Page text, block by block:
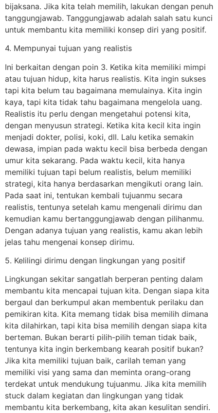
bijaksana. Jika kita telah memilih, lakukan dengan penuh
tanggungjawab. Tanggungjawab adalah salah satu kunci
untuk membantu kita memiliki konsep diri yang positif.
4. Mempunyai tujuan yang realistis
Ini berkaitan dengan poin 3. Ketika kita memiliki mimpi
atau tujuan hidup, kita harus realistis. Kita ingin sukses
tapi kita belum tau bagaimana memulainya. Kita ingin
kaya, tapi kita tidak tahu bagaimana mengelola uang.
Realistis itu perlu dengan mengetahui potensi kita,
dengan menyusun strategi. Ketika kita kecil kita ingin
menjadi dokter, polisi, koki, dll. Lalu ketika semakin
dewasa, impian pada waktu kecil bisa berbeda dengan
umur kita sekarang. Pada waktu kecil, kita hanya
memiliki tujuan tapi belum realistis, belum memiliki
strategi, kita hanya berdasarkan mengikuti orang lain.
Pada saat ini, tentukan kembali tujuanmu secara
realistis, tentunya setelah kamu mengenali dirimu dan
kemudian kamu bertanggungjawab dengan pilihanmu.
Dengan adanya tujuan yang realistis, kamu akan lebih
jelas tahu mengenai konsep dirimu.
5. Kelilingi dirimu dengan lingkungan yang positif
Lingkungan sekitar sangatlah berperan penting dalam
membantu kita mencapai tujuan kita. Dengan siapa kita
bergaul dan berkumpul akan membentuk perilaku dan
pemikiran kita. Kita memang tidak bisa memilih dimana
kita dilahirkan, tapi kita bisa memilih dengan siapa kita
berteman. Bukan berarti pilih-pilih teman tidak baik,
tentunya kita ingin berkembang kearah positif bukan?
Jika kita memiliki tujuan baik, carilah teman yang
memiliki visi yang sama dan meminta orang-orang
terdekat untuk mendukung tujuanmu. Jika kita memilih
stuck dalam kegiatan dan lingkungan yang tidak
membantu kita berkembang, kita akan kesulitan sendiri.